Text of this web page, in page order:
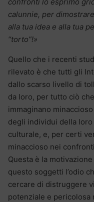
calunnie, per
alla tua idea e alla tua
“torto”!»
Quello che i recenti
rilevato è che tutti gli
dallo scarso livello di
da loro, per tutto ciò
immaginano
degli individui della
culturale, e, per certi
minaccioso nei
Questa è la
questo soggetti l’odio
cercare di distruggere
potenziale e pericolosa